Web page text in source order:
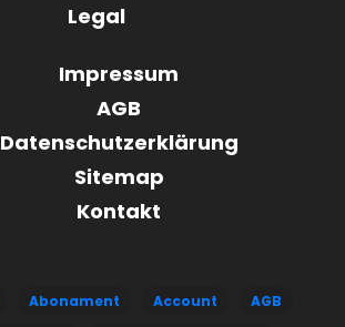
Legal
Impressum
AGB
Datenschutzerklärung
Sitemap
Kontakt
Abonament Account
AGB